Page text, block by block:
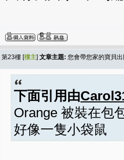
第23樓 [樓主] 文章主題: 您會帶您家的寶貝
下面引用由
Orange 被裝在包
好像一隻小袋鼠